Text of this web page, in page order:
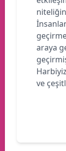
araya
ve